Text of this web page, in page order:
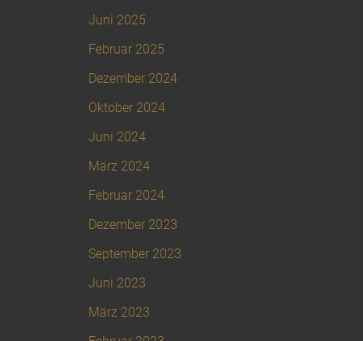
Juni 2025
Februar 2025
Dezember 2024
Oktober 2024
Juni 2024
März 2024
Februar 2024
Dezember 2023
September 2023
Juni 2023
März 2023